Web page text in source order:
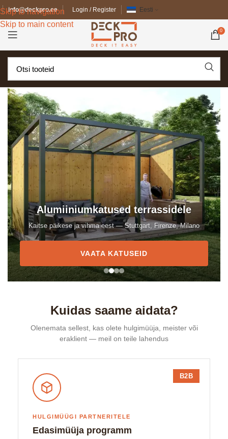
Skip to navigation
Skip to main content
info@deckpro.ee Login / Register Eesti
0
Alumiiniumkatused terrassidele
Kaitse päikese ja vihma eest — Stuttgart, Firenze, Milano
VAATA KATUSEID
Kuidas saame aidata?
Olenemata sellest, kas olete hulgimüüja, meister või
eraklient — meil on teile lahendus
B2B
HULGIMÜÜGI PARTNERITELE
Edasimüüja programm